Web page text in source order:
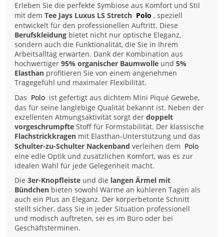
Erleben Sie die perfekte Symbiose aus Komfort und Stil
mit demTee Jays Luxus LS Stretch Polo , speziell
entwickelt für den professionellen Auftritt. Diese
Berufskleidung bietet nicht nur optische Eleganz,
sondern auch die Funktionalität, die Sie in Ihrem
Arbeitsalltag erwarten. Dank der Kombination aus
hochwertiger95% organischer Baumwolle und5%
Elasthan profitieren Sie von einem angenehmen
Tragegefühl und maximaler Flexibilität.
Das Polo ist gefertigt aus dichtem Mini Piqué Gewebe,
das für seine langlebige Qualität bekannt ist. Neben der
exzellenten Atmungsaktivität sorgt derdoppelt
vorgeschrumpfte Stoff für Formstabilität. Der klassische
Flachstrickkragen mit Elasthan-Unterstützung und das
Schulter-zu-Schulter Nackenband verleihen dem Polo
eine edle Optik und zusätzlichen Komfort, was es zur
idealen Wahl für jede Gelegenheit macht.
Die3er-Knopfleiste und die langen Ärmel mit
Bündchen bieten sowohl Wärme an kühleren Tagen als
auch ein Plus an Eleganz. Der körperbetonte Schnitt
stellt sicher, dass Sie in jeder Situation professionell
und modisch auftreten, sei es im Büro oder bei
Geschäftsterminen.